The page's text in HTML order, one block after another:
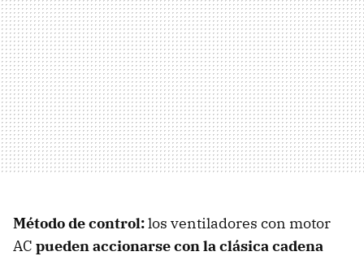
Método de control:los ventiladores con motor
AC pueden accionarse con la clásica cadena